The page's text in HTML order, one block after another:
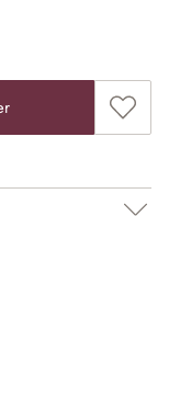
souhaitée ou